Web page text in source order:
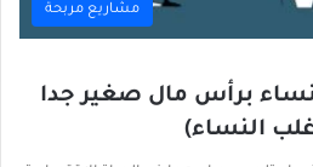
مشاريع مربحة
برأس مال صغير جدا
النساء)